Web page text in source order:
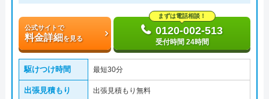
公式サイトで
料金詳細を見る
まずは電話相談！
0120-002-513
受付時間 24時間
駆けつけ時間 最短30分
出張見積もり 出張見積もり無料